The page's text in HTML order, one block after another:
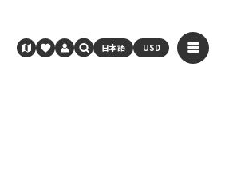
日本語 USD